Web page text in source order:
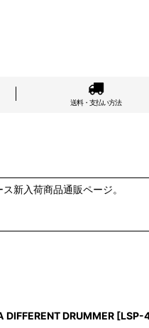
送料・支払い方法
新入荷商品通販ページ。
DIFFERENT DRUMMER [LSP-